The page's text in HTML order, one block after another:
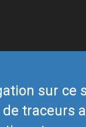
sur ce
traceurs
Back to top